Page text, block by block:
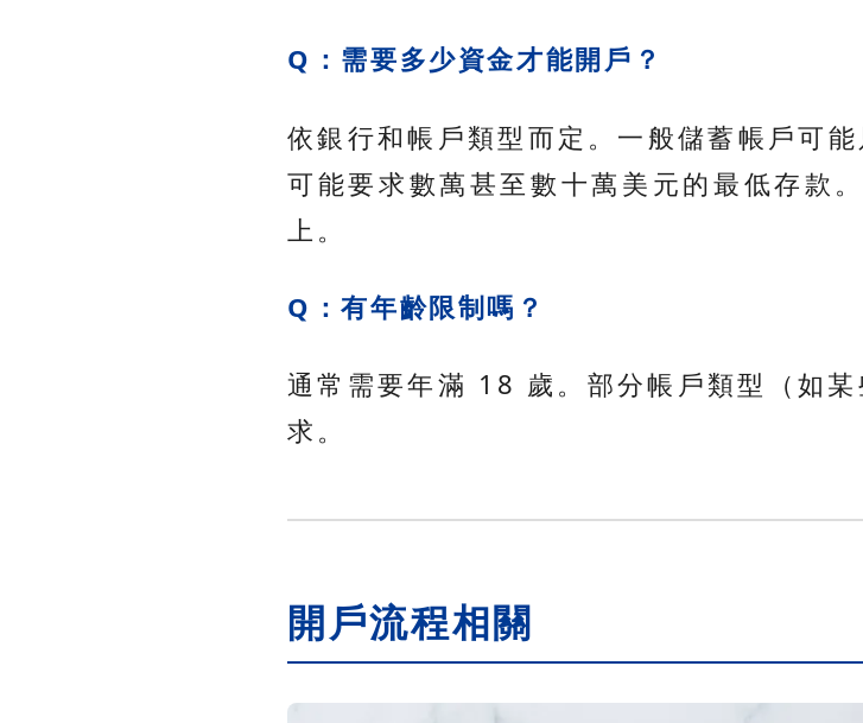
Q：需要多少資金才能開戶？
依銀行和帳戶類型而定。一般儲蓄帳戶可
可能要求數萬甚至數十萬美元的最低存款
上。
Q：有年齡限制嗎？
通常需要年滿 18 歲。部分帳戶類型（如
求。
開戶流程相關